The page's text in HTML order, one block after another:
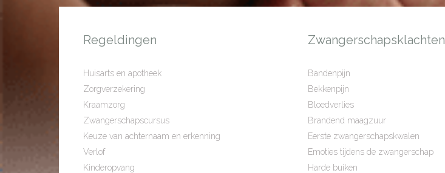
Regeldingen
Huisarts en apotheek
Zorgverzekering
Kraamzorg
Zwangerschapscursus
Keuze van achternaam en erkenning
Verlof
Kinderopvang
Zwangerschapsklachten
Bandenpijn
Bekkenpijn
Bloedverlies
Brandend maagzuur
Eerste zwangerschapskwalen
Emoties tijdens de zwangerschap
Harde buiken